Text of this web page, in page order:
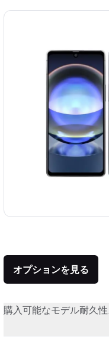
オプションを見る
購入可能なモデル耐久性